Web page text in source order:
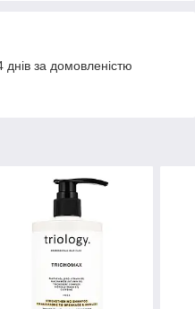
за домовленістю